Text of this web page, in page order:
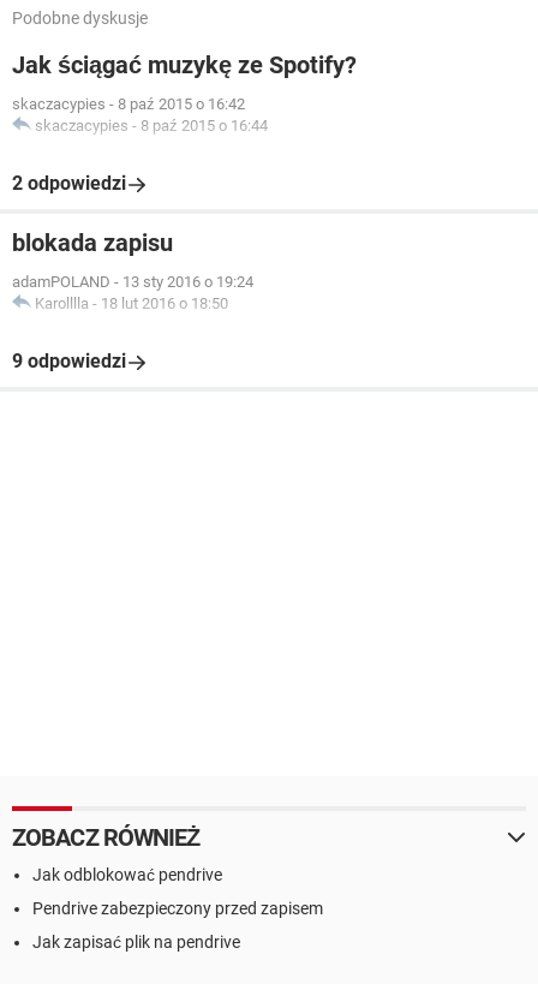
Podobne dyskusje
Jak ściągać muzykę ze Spotify?
skaczacypies - 8 paź 2015 o 16:42
skaczacypies - 8 paź 2015 o 16:44
2 odpowiedzi
blokada zapisu
adamPOLAND - 13 sty 2016 o 19:24
Karolllla - 18 lut 2016 o 18:50
9 odpowiedzi
ZOBACZ RÓWNIEŻ
Jak odblokować pendrive
Pendrive zabezpieczony przed zapisem
Jak zapisać plik na pendrive